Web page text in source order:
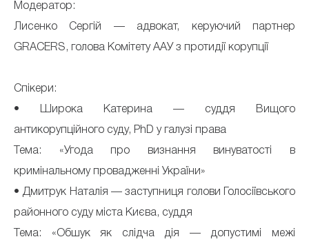
Модератор:
Лисенко Сергій — адвокат, керуючий партнер
GRACERS, голова Комітету ААУ з протидії корупції
Спікери:
• Широка Катерина — суддя Вищого
антикорупційного суду, PhD у галузі права
Тема: «Угода про визнання винуватості в
кримінальному провадженні України»
• Дмитрук Наталія — заступниця голови Голосіївського
районного суду міста Києва, суддя
Тема: «Обшук як слідча дія — допустимі межі